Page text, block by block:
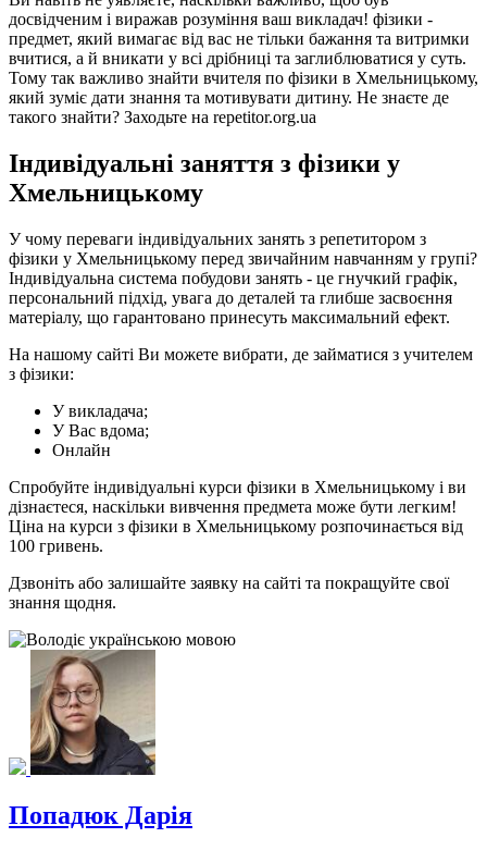
досвідченим і виражав розуміння ваш викладач! фізики -
предмет, який вимагає від вас не тільки бажання та витримки
вчитися, а й вникати у всі дрібниці та заглиблюватися у суть.
Тому так важливо знайти вчителя по фізики в Хмельницькому,
який зуміє дати знання та мотивувати дитину. Не знаєте де
такого знайти? Заходьте на repetitor.org.ua
Індивідуальні заняття з фізики у
Хмельницькому
У чому переваги індивідуальних занять з репетитором з
фізики у Хмельницькому перед звичайним навчанням у групі?
Індивідуальна система побудови занять - це гнучкий графік,
персональний підхід, увага до деталей та глибше засвоєння
матеріалу, що гарантовано принесуть максимальний ефект.
На нашому сайті Ви можете вибрати, де займатися з учителем
з фізики:
У викладача;
У Вас вдома;
Онлайн
Спробуйте індивідуальні курси фізики в Хмельницькому і ви
дізнаєтеся, наскільки вивчення предмета може бути легким!
Ціна на курси з фізики в Хмельницькому розпочинається від
100 гривень.
Дзвоніть або залишайте заявку на сайті та покращуйте свої
знання щодня.
Попадюк Дарія